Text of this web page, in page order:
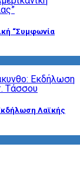
“Συμφωνία
Λαϊκής